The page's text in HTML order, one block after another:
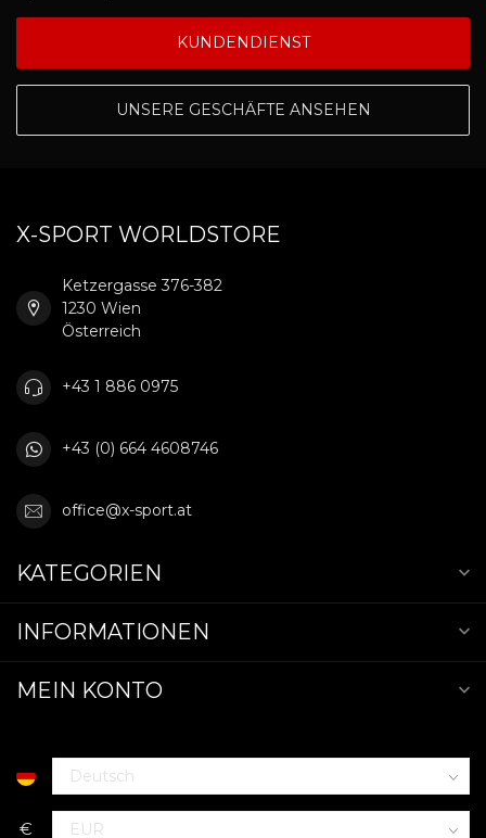
KUNDENDIENST
UNSERE GESCHÄFTE ANSEHEN
X-SPORT WORLDSTORE
Ketzergasse 376-382
1230 Wien
Österreich
+43 1 886 0975
+43 (0) 664 4608746
office@x-sport.at
KATEGORIEN
INFORMATIONEN
MEIN KONTO
€